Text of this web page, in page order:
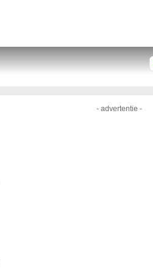
- advertentie -